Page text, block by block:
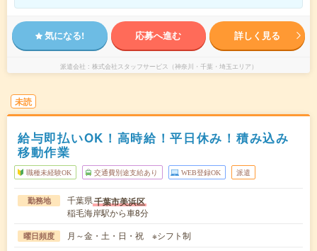
気になる! 応募へ進む 詳しく見る
派遣会社 株式会社スタッフサービス（神奈川・千葉・埼玉エリア）
未読
給与即払いOK！高時給！平日休み！積み込み
移動作業
職種未経験OK 交通費別途支給あり WEB登録OK 派遣
勤務地 千葉県千葉市美浜区
稲毛海岸駅から車8分
曜日頻度 月～金・土・日・祝 ※シフト制